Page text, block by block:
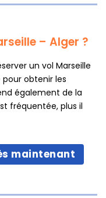
– Alger ?
un vol Marseille
pour obtenir les
également de la
fréquentée, plus il
maintenant